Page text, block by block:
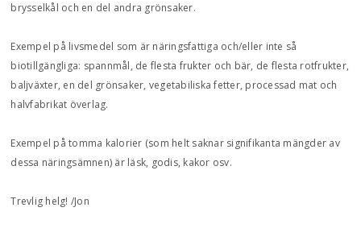
brysselkål och en del andra grönsaker.
Exempel på livsmedel som är näringsfattiga och/eller inte så
biotillgängliga: spannmål, de flesta frukter och bär, de flesta rotfrukter,
baljväxter, en del grönsaker, vegetabiliska fetter, processad mat och
halvfabrikat överlag.
Exempel på tomma kalorier (som helt saknar signifikanta mängder av
dessa näringsämnen) är läsk, godis, kakor osv.
Trevlig helg! /Jon